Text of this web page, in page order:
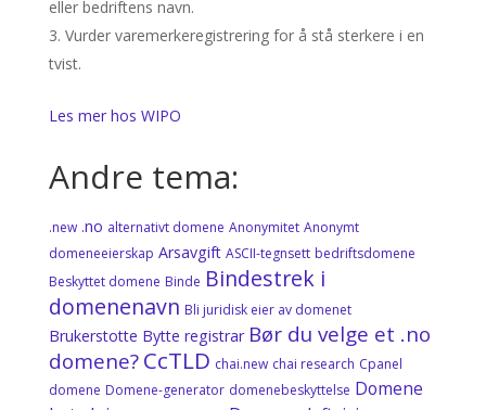
eller bedriftens navn.
Vurder varemerkeregistrering for å stå sterkere i en
tvist.
Les mer hos WIPO
Andre tema:
.new .no alternativt domene Anonymitet Anonymt
domeneeierskap Arsavgift ASCII-tegnsett bedriftsdomene
Beskyttet domene Binde Bindestrek i
domenenavn Bli juridisk eier av domenet
Brukerstotte Bytte registrar Bør du velge et .no
domene? CcTLD chai.new chai research Cpanel
domene Domene-generator domenebeskyttelse Domene